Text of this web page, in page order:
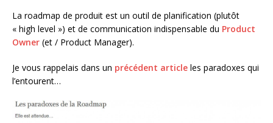
La roadmap de produit est un outil de planification (plutôt
« high level ») et de communication indispensable du Product
Owner (et / Product Manager).
Je vous rappelais dans un précédent article les paradoxes qui
l’entourent…